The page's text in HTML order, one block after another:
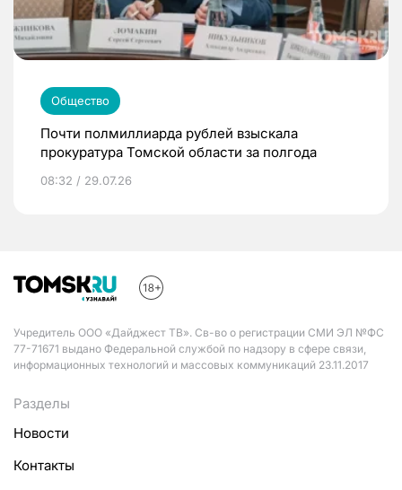
Общество
Почти полмиллиарда рублей взыскала
прокуратура Томской области за полгода
08:32 / 29.07.26
Учредитель ООО «Дайджест ТВ». Св-во о регистрации СМИ ЭЛ №ФС
77-71671 выдано Федеральной службой по надзору в сфере связи,
информационных технологий и массовых коммуникаций 23.11.2017
Разделы
Новости
Контакты